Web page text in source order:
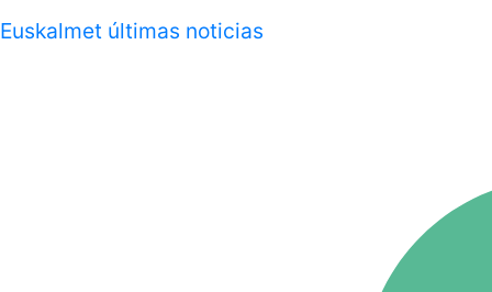
Euskalmet últimas noticias